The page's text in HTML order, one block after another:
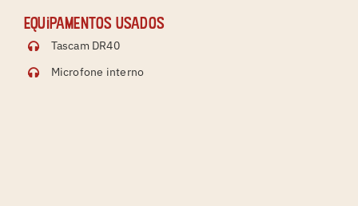
Equipamentos usados
Tascam DR40
Microfone interno